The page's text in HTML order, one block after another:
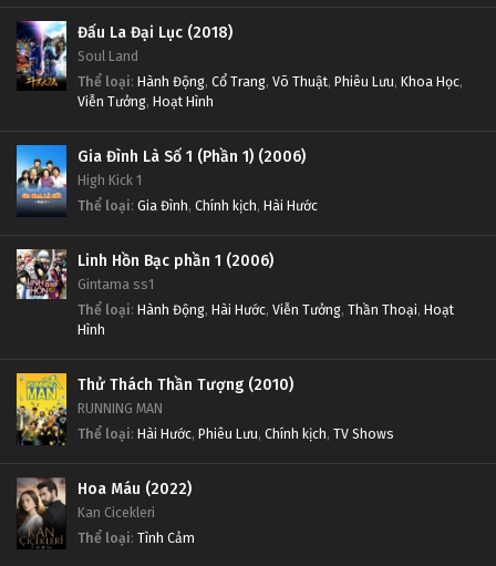
Đấu La Đại Lục (2018)
Soul Land
Thể loại: Hành Động, Cổ Trang, Võ Thuật, Phiêu Lưu, Khoa Học,
Viễn Tưởng, Hoạt Hình
Gia Đình Là Số 1 (Phần 1) (2006)
High Kick 1
Thể loại: Gia Đình, Chính kịch, Hài Hước
Linh Hồn Bạc phần 1 (2006)
Gintama ss1
Thể loại: Hành Động, Hài Hước, Viễn Tưởng, Thần Thoại, Hoạt
Hình
Thử Thách Thần Tượng (2010)
RUNNING MAN
Thể loại: Hài Hước, Phiêu Lưu, Chính kịch, TV Shows
Hoa Máu (2022)
Kan Cicekleri
Thể loại: Tình Cảm